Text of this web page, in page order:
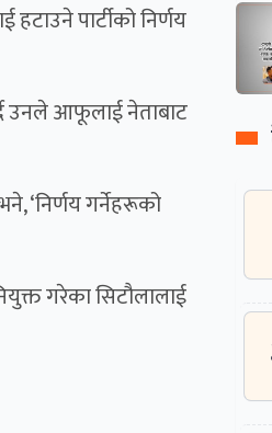
पार्टीको निर्णय
उनले आफूलाई नेताबाट
‘निर्णय गर्नेहरूको
गरेका सिटौलालाई